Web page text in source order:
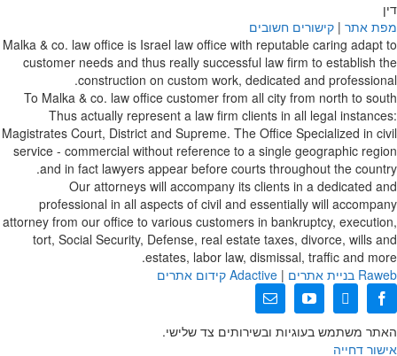
דין
מפת אתר | קישורים חשובים
Malka & co. law office is Israel law office with reputable caring adapt to
customer needs and thus really successful law firm to establish the
construction on custom work, dedicated and professional.
To Malka & co. law office customer from all city from north to south
Thus actually represent a law firm clients in all legal instances:
Magistrates Court, District and Supreme. The Office Specialized in civil
service - commercial without reference to a single geographic region
and in fact lawyers appear before courts throughout the country.
Our attorneys will accompany its clients in a dedicated and
professional in all aspects of civil and essentially will accompany
attorney from our office to various customers in bankruptcy, execution,
tort, Social Security, Defense, real estate taxes, divorce, wills and
estates, labor law, dismissal, traffic and more.
Raweb בניית אתרים |
Adactive קידום אתרים
Facebook
X
YouTubeכתובת
דואר
אלקטרוני
האתר משתמש בעוגיות ובשירותים צד שלישי.
אישור דחייה